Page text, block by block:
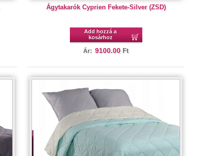
Ágytakarók Cyprien Fekete-Silver (ZSD)
Add hozzá a
kosárhoz
Ár: 9100.00 Ft